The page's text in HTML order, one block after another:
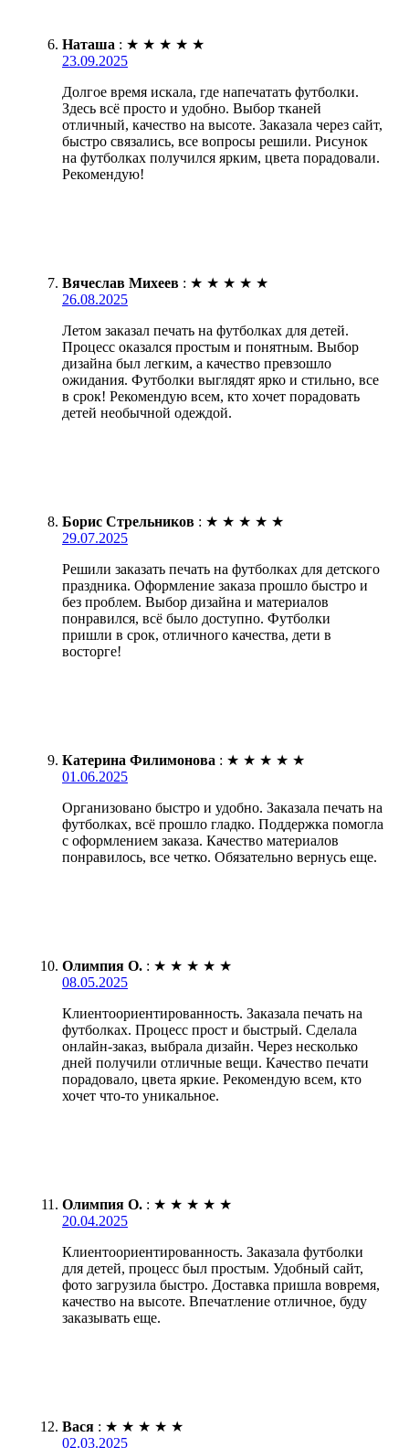
Наташа : ★ ★ ★ ★ ★
23.09.2025
Долгое время искала, где напечатать футболки.
Здесь всё просто и удобно. Выбор тканей
отличный, качество на высоте. Заказала через сайт,
быстро связались, все вопросы решили. Рисунок
на футболках получился ярким, цвета порадовали.
Рекомендую!
Вячеслав Михеев : ★ ★ ★ ★ ★
26.08.2025
Летом заказал печать на футболках для детей.
Процесс оказался простым и понятным. Выбор
дизайна был легким, а качество превзошло
ожидания. Футболки выглядят ярко и стильно, все
в срок! Рекомендую всем, кто хочет порадовать
детей необычной одеждой.
Борис Стрельников : ★ ★ ★ ★ ★
29.07.2025
Решили заказать печать на футболках для детского
праздника. Оформление заказа прошло быстро и
без проблем. Выбор дизайна и материалов
понравился, всё было доступно. Футболки
пришли в срок, отличного качества, дети в
восторге!
Катерина Филимонова : ★ ★ ★ ★ ★
01.06.2025
Организовано быстро и удобно. Заказала печать на
футболках, всё прошло гладко. Поддержка помогла
с оформлением заказа. Качество материалов
понравилось, все четко. Обязательно вернусь еще.
Олимпия О. : ★ ★ ★ ★ ★
08.05.2025
Клиентоориентированность. Заказала печать на
футболках. Процесс прост и быстрый. Сделала
онлайн-заказ, выбрала дизайн. Через несколько
дней получили отличные вещи. Качество печати
порадовало, цвета яркие. Рекомендую всем, кто
хочет что-то уникальное.
Олимпия О. : ★ ★ ★ ★ ★
20.04.2025
Клиентоориентированность. Заказала футболки
для детей, процесс был простым. Удобный сайт,
фото загрузила быстро. Доставка пришла вовремя,
качество на высоте. Впечатление отличное, буду
заказывать еще.
Вася : ★ ★ ★ ★ ★
02.03.2025